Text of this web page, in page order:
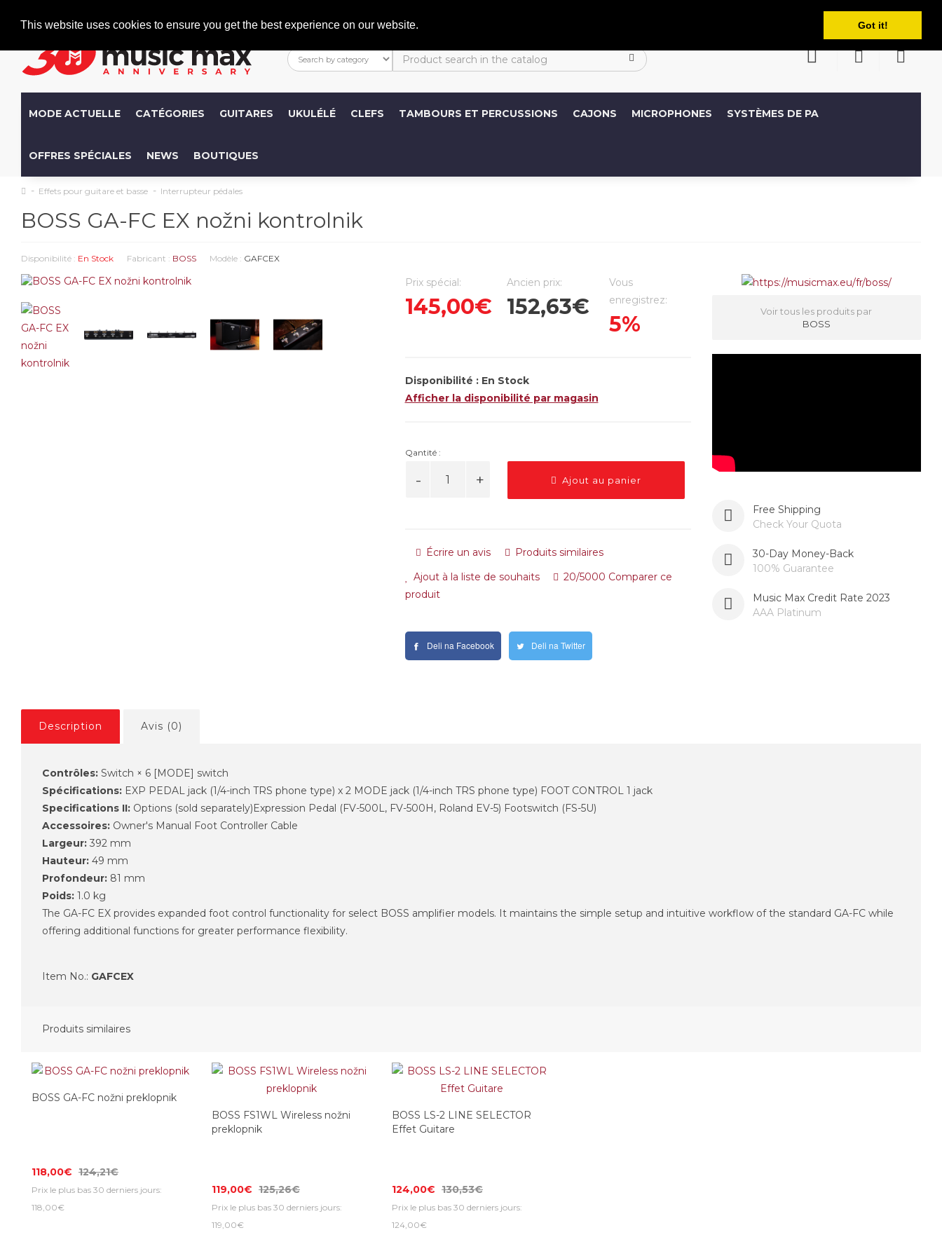
This website uses cookies to ensure you get the best experience on our website. Got it!
Français
MODE ACTUELLE CATÉGORIES GUITARES UKULÉLÉ CLEFS TAMBOURS ET PERCUSSIONS CAJONS MICROPHONES SYSTÈMES DE PA
OFFRES SPÉCIALES NEWS BOUTIQUES
Effets pour guitare et basse Interrupteur pédales
BOSS GA-FC EX nožni kontrolnik
Disponibilité : En Stock Fabricant : BOSS Modèle : GAFCEX
Prix spécial:
145,00€
Ancien prix:
152,63€
Vous
enregistrez:
5%
Disponibilité : En Stock
Afficher la disponibilité par magasin
Qantité :
Ajout au panier
Écrire un avis
Produits similaires
Ajout à la liste de souhaits
20/5000 Comparer ce
produit
Deli na Facebook Deli na Twitter
Voir tous les produits par
BOSS
Free Shipping
Check Your Quota
30-Day Money-Back
100% Guarantee
Music Max Credit Rate 2023
AAA Platinum
Description Avis (0)
Contrôles: Switch × 6 [MODE] switch
Spécifications: EXP PEDAL jack (1/4-inch TRS phone type) x 2 MODE jack (1/4-inch TRS phone type) FOOT CONTROL 1 jack
Specifications II: Options (sold separately)Expression Pedal (FV-500L, FV-500H, Roland EV-5) Footswitch (FS-5U)
Accessoires: Owner's Manual Foot Controller Cable
Largeur: 392 mm
Hauteur: 49 mm
Profondeur: 81 mm
Poids: 1.0 kg
The GA-FC EX provides expanded foot control functionality for select BOSS amplifier models. It maintains the simple setup and intuitive workflow of the standard GA-FC while
offering additional functions for greater performance flexibility.
Item No.: GAFCEX
Produits similaires
BOSS GA-FC nožni preklopnik
118,00€ 124,21€
Prix le plus bas 30 derniers jours:
118,00€
BOSS FS1WL Wireless nožni
preklopnik
119,00€ 125,26€
Prix le plus bas 30 derniers jours:
119,00€
BOSS LS-2 LINE SELECTOR
Effet Guitare
124,00€ 130,53€
Prix le plus bas 30 derniers jours:
124,00€